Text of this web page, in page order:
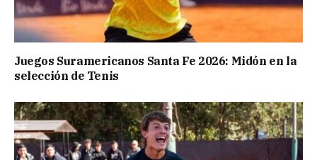
Juegos Suramericanos Santa Fe 2026: Midón en la
selección de Tenis